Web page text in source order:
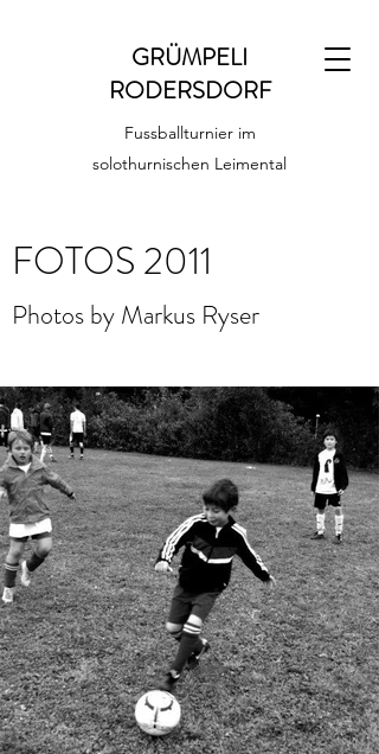
GRÜMPELI
RODERSDORF
Fussballturnier im
solothurnischen Leimental
FOTOS 2011
Photos by Markus Ryser